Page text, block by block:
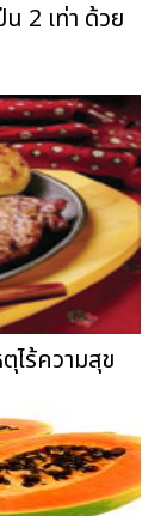
2 เท่า ด้วย
ไร้ความสุข